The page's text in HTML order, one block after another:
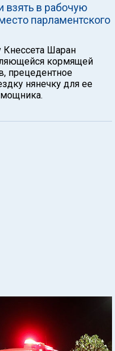
взять в рабочую
парламентского
Кнессета Шаран
кормящей
прецедентное
нянечку для ее